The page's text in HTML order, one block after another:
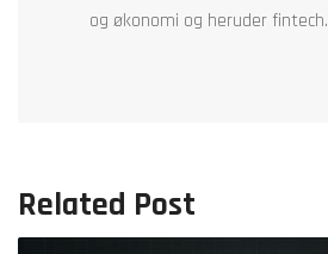
og økonomi og heruder fintech.
Related Post